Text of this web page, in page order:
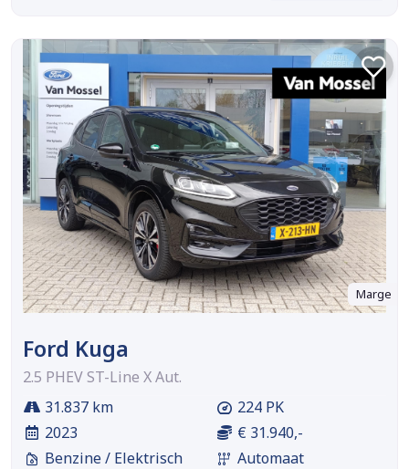
Marge
Ford Kuga
2.5 PHEV ST-Line X Aut.
31.837 km
2023
Benzine / Elektrisch
224 PK
€ 31.940,-
Automaat